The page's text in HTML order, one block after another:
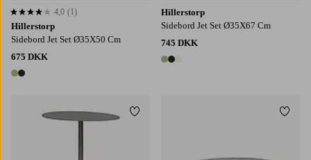
Hillerstorp
Sidebord Jet Set Ø35X50 Cm
675 DKK
2 farver
4,0 baseret på 1 bedømmelser
4,0 (1)
Hillerstorp
Sidebord Jet Set Ø35X67 Cm
745 DKK
3 farver
Tilføj til favoritter